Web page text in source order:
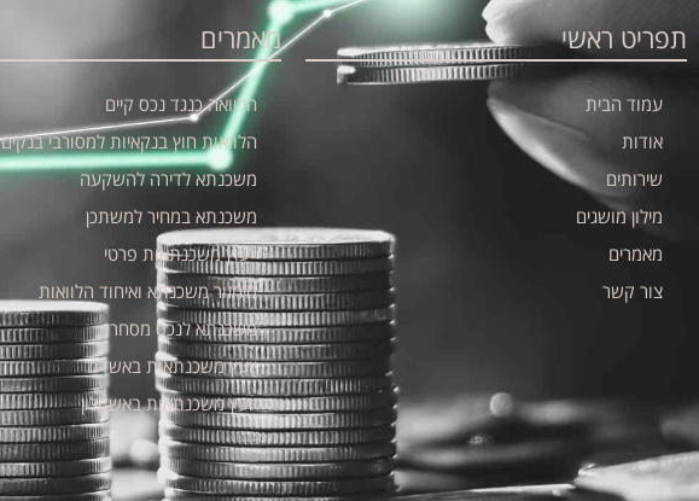
תפריט ראשי
עמוד הבית
אודות
שירותים
מילון מושגים
מאמרים
צור קשר
מאמרים
הלוואה כנגד נכס קיים
הלוואות חוץ בנקאיות למסורבי בנקים
משכנתא לדירה להשקעה
משכנתא במחיר למשתכן
ייעוץ משכנתאות פרטי
מיחזור משכנתא ואיחוד הלוואות
משכנתא לנכס מסחרי
יועץ משכנתאות באשדוד
יועץ משכנתאות באשקלון